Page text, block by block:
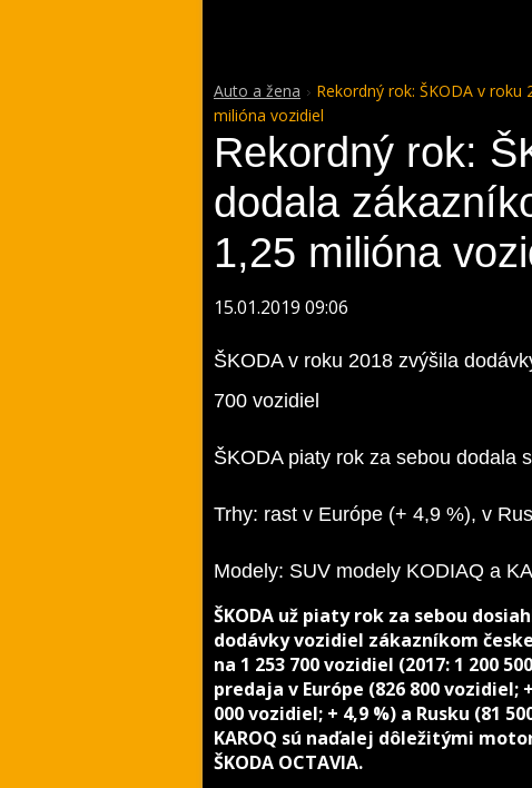
Auto a žena
Rekordný rok: ŠKODA v
milióna vozidiel
Rekordný rok:
dodala
1,25 milióna
15.01.2019 09:06
ŠKODA v roku 2018 zvýšila
700 vozidiel
ŠKODA piaty rok za sebou dodala
Trhy: rast v Európe (+ 4,9 %), v
Modely: SUV modely KODIAQ a
ŠKODA už piaty rok za sebou
dodávky vozidiel zákazníkom
na 1 253 700 vozidiel (2017: 1 200
predaja v Európe (826 800 vozidiel;
000 vozidiel; + 4,9 %) a Rusku (81
KAROQ sú naďalej dôležitými
ŠKODA OCTAVIA.